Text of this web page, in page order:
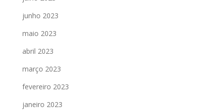
junho 2023
maio 2023
abril 2023
março 2023
fevereiro 2023
janeiro 2023